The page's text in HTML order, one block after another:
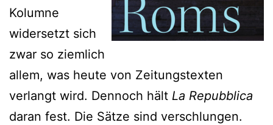
Kolumne
widersetzt sich
zwar so ziemlich
allem, was heute von Zeitungstexten
verlangt wird. Dennoch hält La Repubblica
daran fest. Die Sätze sind verschlungen.